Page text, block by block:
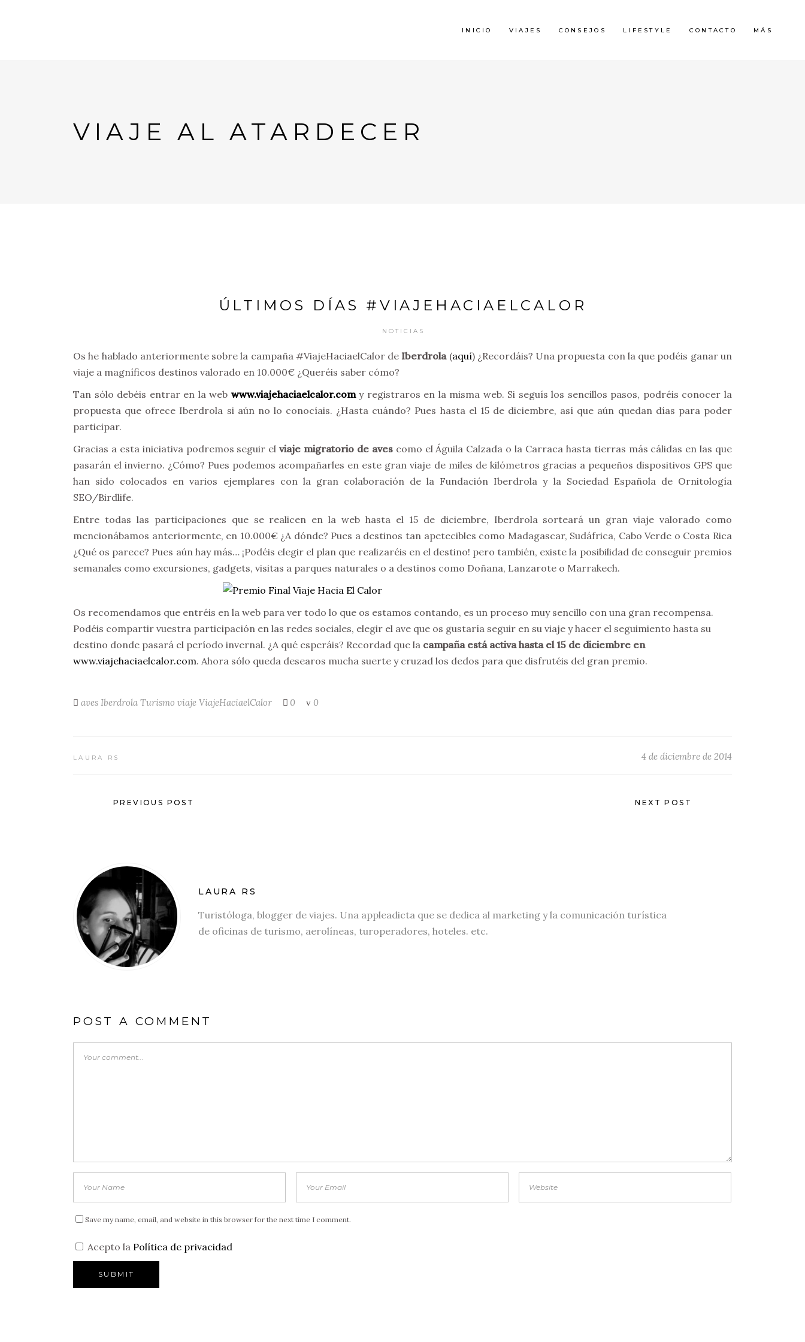
INICIO VIAJES CONSEJOS LIFESTYLE CONTACTO MÁS
VIAJE AL ATARDECER
ÚLTIMOS DÍAS #VIAJEHACIAELCALOR
NOTICIAS
Os he hablado anteriormente sobre la campaña #ViajeHaciaelCalor deIberdrola(aquí) ¿Recordáis? Una propuesta con la que podéis ganar un
viaje a magníficos destinos valorado en 10.000€ ¿Queréis saber cómo?
Tan sólo debéis entrar en la web www.viajehaciaelcalor.comy registraros en la misma web. Si seguís los sencillos pasos, podréis conocer la
propuesta que ofrece Iberdrola si aún no lo conocíais. ¿Hasta cuándo? Pues hasta el 15 de diciembre, así que aún quedan días para poder
participar.
Gracias a esta iniciativa podremos seguir el viaje migratorio de avescomo el Águila Calzada o la Carraca hasta tierras más cálidas en las que
pasarán el invierno. ¿Cómo? Pues podemos acompañarles en este gran viaje de miles de kilómetros gracias a pequeños dispositivos GPS que
han sido colocados en varios ejemplares con la gran colaboración de la Fundación Iberdrola y la Sociedad Española de Ornitología
SEO/Birdlife.
Entre todas las participaciones que se realicen en la web hasta el 15 de diciembre, Iberdrola sorteará un gran viaje valorado como
mencionábamos anteriormente, en 10.000€ ¿A dónde? Pues a destinos tan apetecibles como Madagascar, Sudáfrica, Cabo Verde o Costa Rica
¿Qué os parece? Pues aún hay más… ¡Podéis elegir el plan que realizaréis en el destino! pero también, existe la posibilidad de conseguir premios
semanales como excursiones, gadgets, visitas a parques naturales o a destinos como Doñana, Lanzarote o Marrakech.
Os recomendamos que entréis en la web para ver todo lo que os estamos contando, es un proceso muy sencillo con una gran recompensa.
Podéis compartir vuestra participación en las redes sociales, elegir el ave que os gustaría seguir en su viaje y hacer el seguimiento hasta su
destino donde pasará el período invernal. ¿A qué esperáis? Recordad que la campaña está activa hasta el 15 de diciembre en
www.viajehaciaelcalor.com. Ahora sólo queda desearos mucha suerte y cruzad los dedos para que disfrutéis del gran premio.
aves Iberdrola Turismo viaje ViajeHaciaelCalor 0 0
LAURA RS 4 de diciembre de 2014
PREVIOUS POST NEXT POST
LAURA RS
Turistóloga, blogger de viajes. Una appleadicta que se dedica al marketing y la comunicación turística
de oficinas de turismo, aerolíneas, turoperadores, hoteles. etc.
POST A COMMENT
Save my name, email, and website in this browser for the next time I comment.
Acepto la Política de privacidad